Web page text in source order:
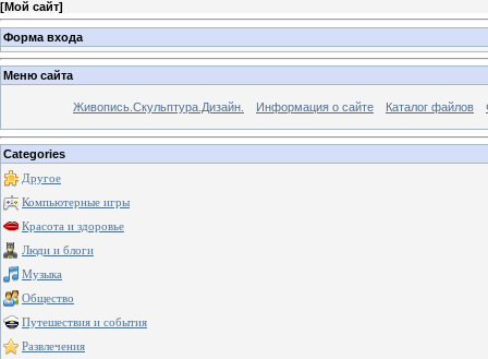
[Мой сайт]
Форма входа
Меню сайта
Живопись.Скульптура.Дизайн. Информация о сайте Каталог файлов
Categories
Другое
Компьютерные игры
Красота и здоровье
Люди и блоги
Музыка
Общество
Путешествия и события
Развлечения